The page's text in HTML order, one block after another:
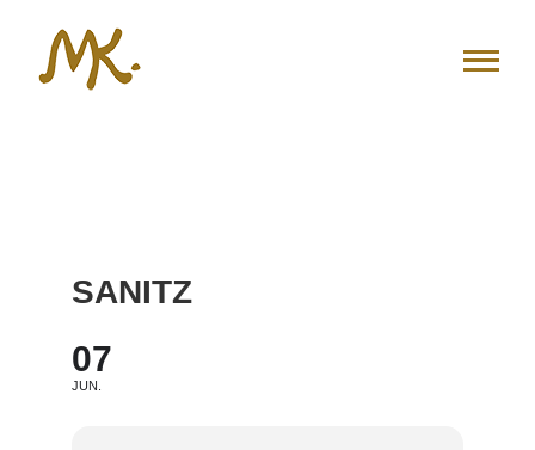
springen
SANITZ
07
JUN.